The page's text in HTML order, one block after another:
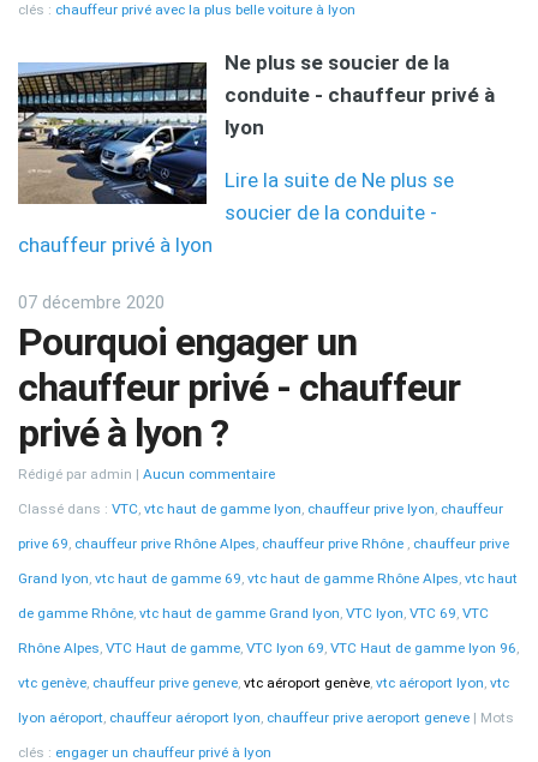
clés : chauffeur privé avec la plus belle voiture à lyon
Ne plus se soucier de la
conduite - chauffeur privé à
lyon
Lire la suite de Ne plus se
soucier de la conduite -
chauffeur privé à lyon
07 décembre 2020
Pourquoi engager un
chauffeur privé - chauffeur
privé à lyon ?
Rédigé par admin Aucun commentaire
Classé dans : VTC, vtc haut de gamme lyon, chauffeur prive lyon, chauffeur
prive 69, chauffeur prive Rhône Alpes, chauffeur prive Rhône , chauffeur prive
Grand lyon, vtc haut de gamme 69, vtc haut de gamme Rhône Alpes, vtc haut
de gamme Rhône, vtc haut de gamme Grand lyon, VTC lyon, VTC 69, VTC
Rhône Alpes, VTC Haut de gamme, VTC lyon 69, VTC Haut de gamme lyon 96,
vtc genève, chauffeur prive geneve, vtc aéroport genève, vtc aéroport lyon, vtc
lyon aéroport, chauffeur aéroport lyon, chauffeur prive aeroport geneve Mots
clés : engager un chauffeur privé à lyon